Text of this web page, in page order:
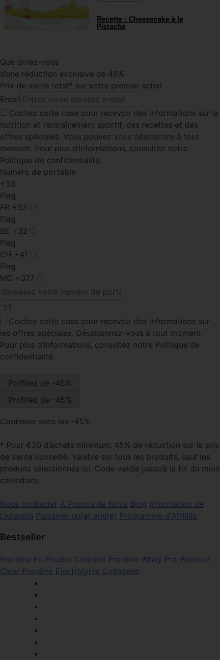
Recette : Cheesecake à la
Pistache
Que diriez-vous
d’une réduction exclusive de 45%
Prix de vente total* sur votre premier achat
Email
Cochez cette case pour recevoir des informations sur la
nutrition et l’entraînement sportif, des recettes et des
offres spéciales. Vous pouvez vous désinscrire à tout
moment. Pour plus d’informations, consultez notre
Politique de confidentialité.
Numéro de portable
+33
Flag
FR +33
Flag
BE +32
Flag
CH +41
Flag
MC +377
Cochez cette case pour recevoir des informations sur
les offres spéciales. Désabonnez-vous à tout moment.
Pour plus d’informations, consultez notre Politique de
confidentialité.
Continuer sans les -45%
* Pour €30 d’achats minimum. 45% de réduction sur le prix
de vente conseillé. Valable sur tous les produits, sauf les
produits sélectionnés ici. Code valide jusqu’à la fin du mois
calendaire.
Nous contacter À Propos de Nous Blog Information de
Livraison Parrainer un(e) ami(e) Programme d'Affiliés
Bestseller
Protéine En Poudre Créatine Protéine Whey Pre Workout
Clear Protéine Électrolytes Collagène